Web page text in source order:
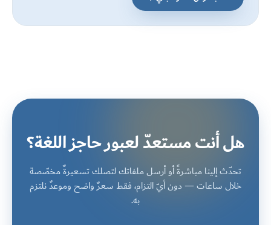
هل أنت مستعدّ لعبور حاجز اللغة؟
تحدّث إلينا مباشرةً أو أرسل ملفاتك لتصلك تسعيرةٌ مخصّصة
خلال ساعات — دون أيّ التزام، فقط سعرٌ واضح وموعدٌ نلتزم
به.